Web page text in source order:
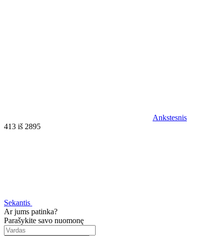
Ankstesnis
413 iš 2895
Sekantis
Ar jums patinka?
Parašykite savo nuomonę